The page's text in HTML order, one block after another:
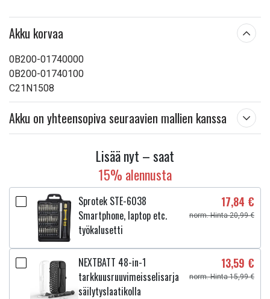
Jännite:
Mitat:
Akku korvaa
0B200-01740000
0B200-01740100
C21N1508
Akku on yhteensopiva seuraavien mallien kanssa
Lisää nyt – saat
15% alennusta
Sprotek STE-6038
Smartphone, laptop etc.
työkalusetti
17,84 €
norm. Hinta 20,99 €
NEXTBATT 48-in-1
tarkkuusruuvimeisselisarja
säilytyslaatikolla
13,59 €
norm. Hinta 15,99 €